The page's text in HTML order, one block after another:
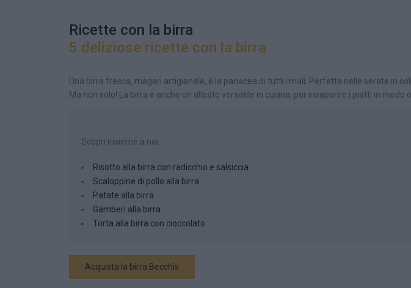
Ricette con la birra
5 deliziose ricette con la birra
Una birra fresca, magari artigianale, è la panacea di tutti i mali. Perfetta nelle serate in
Ma non solo! La birra è anche un alleato versatile in cucina, per insaporire i piatti in
Scopri insieme a noi:
Risotto alla birra con radicchio e salsiccia
Scaloppine di pollo alla birra
Patate alla birra
Gamberi alla birra
Torta alla birra con cioccolato
Acquista la birra Becchis